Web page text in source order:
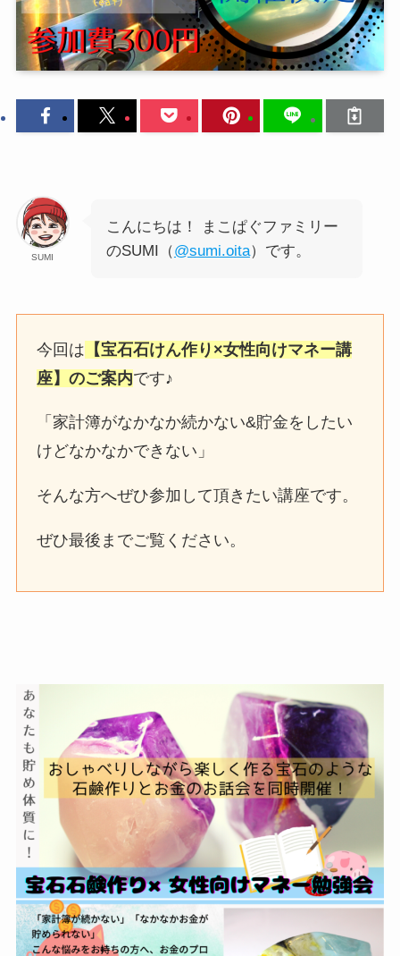
SUMI
こんにちは！ まこぱぐファミリー
のSUMI（@sumi.oita）です。
今回は 【宝石石けん作り×女性向けマネー講
座】のご案内です♪
「家計簿がなかなか続かない&貯金をしたい
けどなかなかできない」
そんな方へぜひ参加して頂きたい講座です。
ぜひ最後までご覧ください。